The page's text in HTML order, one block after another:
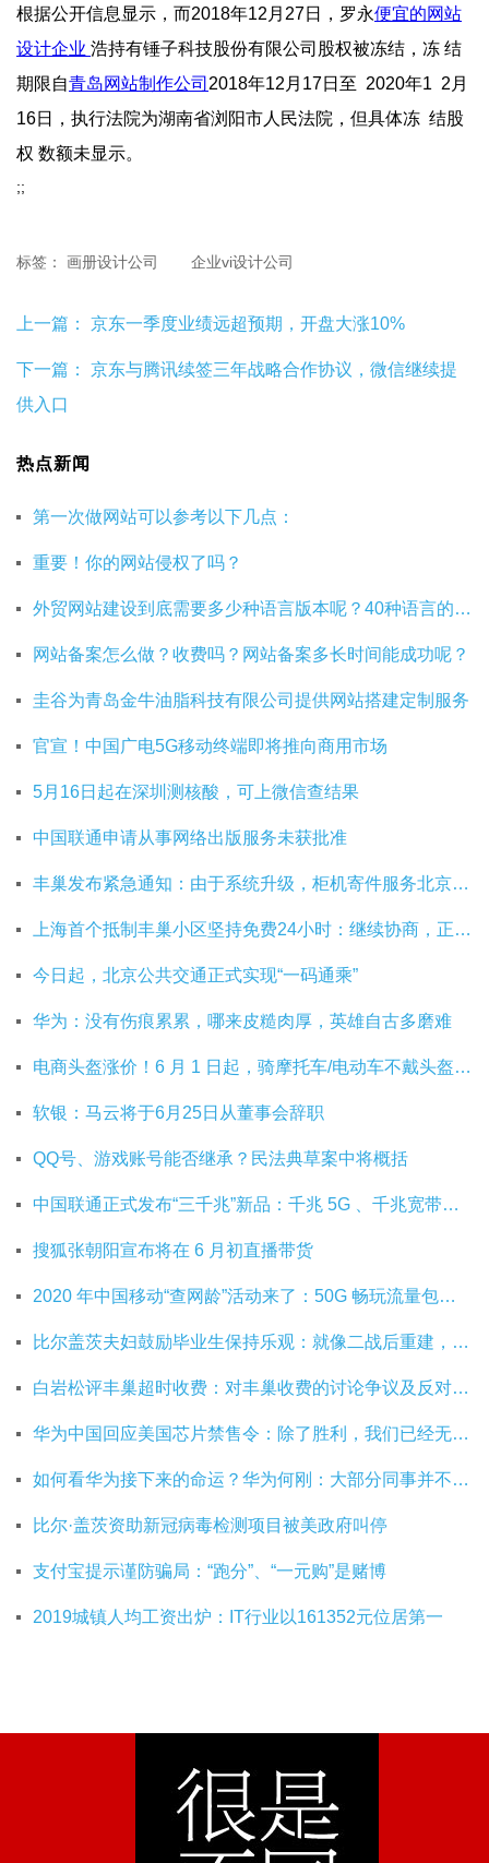
根据公开信息显示 ，而201 8年12月27日，罗永便宜的网站
设计企业  浩持有锤子科技股份有限公司股权被冻结，冻 结
期限自青岛网站制作公司 2018年12月17日至  2020年1   2月
16日，执行法院为湖南省浏阳市人民法院，但具体冻  结股
权 数额未显示。
;;
标签： 画册设计公司 企业vi设计公司
上一篇： 京东一季度业绩远超预期，开盘大涨10%
下一篇： 京东与腾讯续签三年战略合作协议，微信继续提
供入口
热点新闻
第一次做网站可以参考以下几点：
重要！你的网站侵权了吗？
外贸网站建设到底需要多少种语言版本呢？40种语言的网站建设有必要吗？
网站备案怎么做？收费吗？网站备案多长时间能成功呢？
圭谷为青岛金牛油脂科技有限公司提供网站搭建定制服务
官宣！中国广电5G移动终端即将推向商用市场
5月16日起在深圳测核酸，可上微信查结果
中国联通申请从事网络出版服务未获批准
丰巢发布紧急通知：由于系统升级，柜机寄件服务北京双向关停
上海首个抵制丰巢小区坚持免费24小时：继续协商，正在自建快递中转站
今日起，北京公共交通正式实现“一码通乘”
华为：没有伤痕累累，哪来皮糙肉厚，英雄自古多磨难
电商头盔涨价！6 月 1 日起，骑摩托车/电动车不戴头盔将被严查
软银：马云将于6月25日从董事会辞职
QQ号、游戏账号能否继承？民法典草案中将概括
中国联通正式发布“三千兆”新品：千兆 5G 、千兆宽带及千兆 Wi-Fi
搜狐张朝阳宣布将在 6 月初直播带货
2020 年中国移动“查网龄”活动来了：50G 畅玩流量包，钻石勋章宽带提速至 1000 M
比尔盖茨夫妇鼓励毕业生保持乐观：就像二战后重建，你们将引领潮流
白岩松评丰巢超时收费：对丰巢收费的讨论争议及反对其实是件好事
华为中国回应美国芯片禁售令：除了胜利，我们已经无路可走
如何看华为接下来的命运？华为何刚：大部分同事并不悲观
比尔·盖茨资助新冠病毒检测项目被美政府叫停
支付宝提示谨防骗局：“跑分”、“一元购”是赌博
2019城镇人均工资出炉：IT行业以161352元位居第一